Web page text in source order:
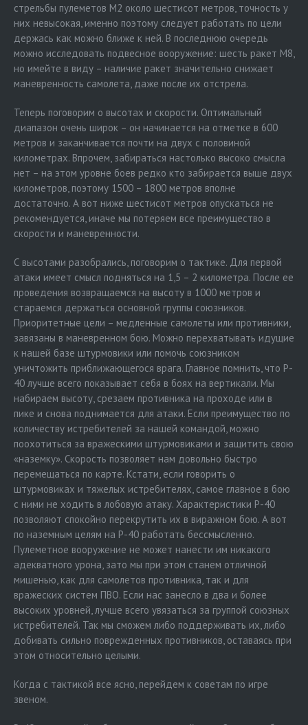
стрельбы пулеметов М2 около шестисот метров, точность у
них невысокая, именно поэтому следует работать по цели
держась как можно ближе к ней. В последнюю очередь
можно исследовать подвесное вооружение: шесть ракет М8,
но имейте в виду – наличие ракет значительно снижает
маневренность самолета, даже после их отстрела.
Теперь поговорим о высотах и скорости. Оптимальный
диапазон очень широк – он начинается на отметке в 600
метров и заканчивается почти на двух с половиной
километрах. Впрочем, забираться настолько высоко смысла
нет – на этом уровне боев редко кто забирается выше двух
километров, поэтому 1500 – 1800 метров вполне
достаточно. А вот ниже шестисот метров опускаться не
рекомендуется, иначе мы потеряем все преимущество в
скорости и маневренности.
С высотами разобрались, поговорим о тактике. Для первой
атаки имеет смысл подняться на 1,5 – 2 километра. После ее
проведения возвращаемся на высоту в 1000 метров и
стараемся держаться основной группы союзников.
Приоритетные цели – медленные самолеты или противники,
завязаны в маневренном бою. Можно перехватывать идущие
к нашей базе штурмовики или помочь союзником
уничтожить приближающегося врага. Главное помнить, что P-
40 лучше всего показывает себя в боях на вертикали. Мы
набираем высоту, срезаем противника на проходе или в
пике и снова поднимается для атаки. Если преимущество по
количеству истребителей за нашей командой, можно
поохотиться за вражескими штурмовиками и защитить свою
«наземку». Скорость позволяет нам довольно быстро
перемещаться по карте. Кстати, если говорить о
штурмовиках и тяжелых истребителях, самое главное в бою
с ними не ходить в лобовую атаку. Характеристики P-40
позволяют спокойно перекрутить их в виражном бою. А вот
по наземным целям на P-40 работать бессмысленно.
Пулеметное вооружение не может нанести им никакого
адекватного урона, зато мы при этом станем отличной
мишенью, как для самолетов противника, так и для
вражеских систем ПВО. Если нас занесло в два и более
высоких уровней, лучше всего увязаться за группой союзных
истребителей. Так мы сможем либо поддерживать их, либо
добивать сильно поврежденных противников, оставаясь при
этом относительно целыми.
Когда с тактикой все ясно, перейдем к советам по игре
звеном.